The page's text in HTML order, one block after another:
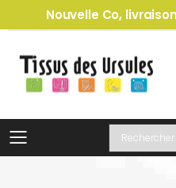
Nouvelle Co,
Toggle mobile
Recherche